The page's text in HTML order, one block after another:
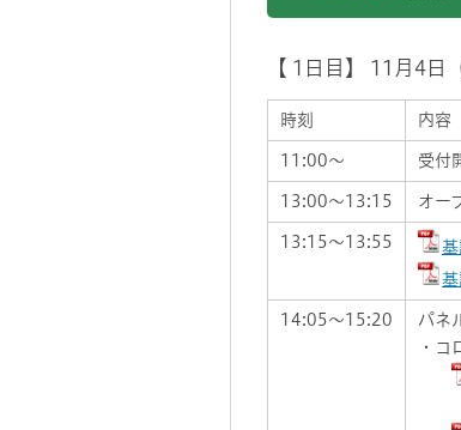
【 1日目】 11月4
時刻 内容
11:00～ 受付
13:00～13:15 オー
13:15～13:55
14:05～15:20
パネ
・コ
・